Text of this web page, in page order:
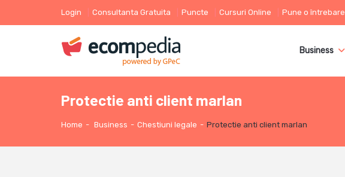
Login Consultanta Gratuita Puncte Cursuri Online Pune o întrebare
Business
Protectie anti client marlan
Home - Business - Chestiuni legale - Protectie anti client marlan